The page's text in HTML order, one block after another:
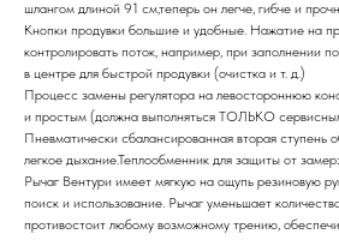
шлангом длиной 91 см,теперь он легче, гибче и
Кнопки продувки большие и удобные. Нажатие на
контролировать поток, например, при заполнении
в центре для быстрой продувки (очистка и т. д.)
Процесс замены регулятора на левостороннюю
и простым (должна выполняться ТОЛЬКО
Пневматически сбалансированная вторая ступень
легкое дыхание.Теплообменник для защиты от
Рычаг Вентури имеет мягкую на ощупь резиновую
поиск и использование. Рычаг уменьшает
противостоит любому возможному трению,